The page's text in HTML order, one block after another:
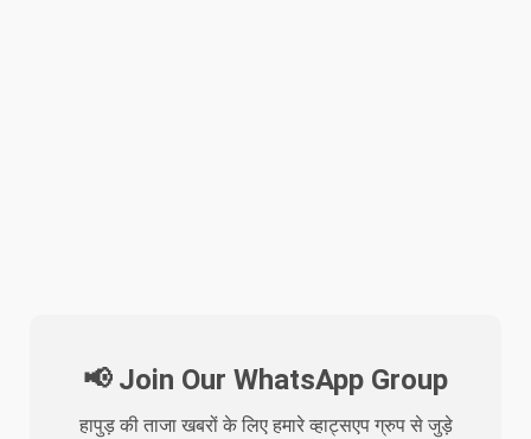
📢 Join Our WhatsApp Group
हापुड़ की ताजा खबरों के लिए हमारे व्हाट्सएप ग्रुप से जुड़े